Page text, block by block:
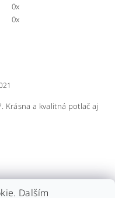
0x
0x
Krásna a kvalitná potlač aj
Dalším